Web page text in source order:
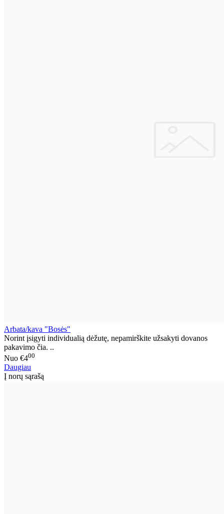
Arbata/kava "Bosės"
Norint įsigyti individualią dėžutę, nepamirškite užsakyti dovanos
pakavimo čia. ..
Nuo €400
Daugiau
Į norų sąrašą